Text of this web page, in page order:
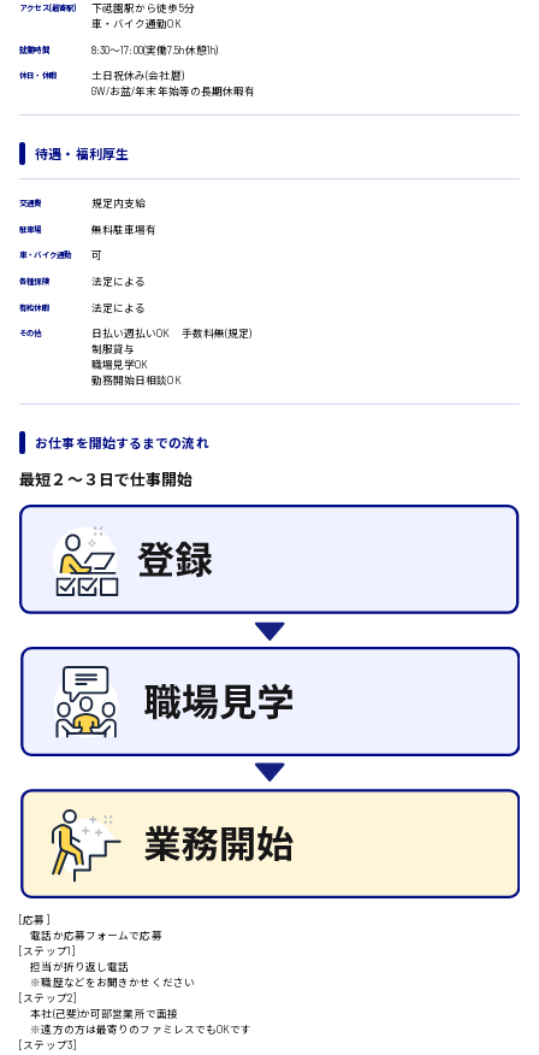
翻訳、通訳
IT・クリエイティブ系
DTPオペレーター
校正・編集
システムエンジニア
プログラマー
カスタマーエンジニア
販売・サービス・フード系
経営企画
調理
営業
ラウンダー営業
その他の専門職
施設管理・整備
清掃
配送・ドライバー
広島市安佐南区
広島市安佐北区
広島市安芸区
呉市
東広島市
安芸高田市
安芸太田町
安芸郡
時給1500円以上
時給制すべて
日給9000円～
日給10000円以上
アクセス(最寄駅)
下祗園駅から徒歩5分
車・バイク通勤OK
就業時間 8:30〜17:00(実働7.5h休憩1h)
休日・休暇
土日祝休み(会社暦)
GW/お盆/年末年始等の長期休暇有
待遇・福利厚生
交通費 規定内支給
駐車場 無料駐車場有
車・バイク通勤 可
各種保険 法定による
有給休暇 法定による
その他
日払い週払いOK 手数料無(規定)
制服貸与
職場見学OK
勤務開始日相談OK
お仕事を開始するまでの流れ
最短２〜３日で仕事開始
[応募]
電話か応募フォームで応募
[ステップ1]
担当が折り返し電話
※職歴などをお聞きかせください
[ステップ2]
本社(己斐)か可部営業所で面接
※遠方の方は最寄りのファミレスでもOKです
[ステップ3]